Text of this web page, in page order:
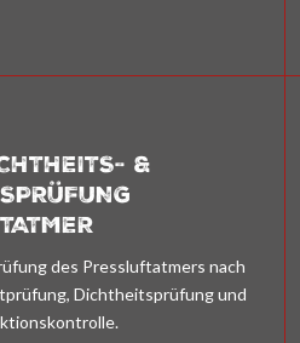
&
des Pressluftatmers nach
Dichtheitsprüfung und